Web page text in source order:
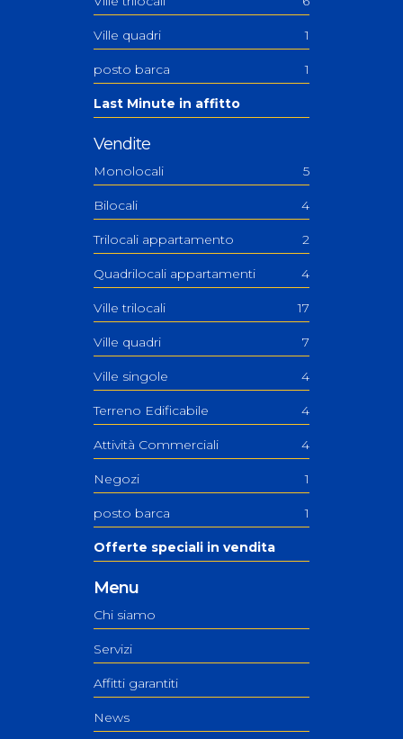
Ville quadri 1
posto barca 1
Last Minute in affitto
Vendite
Monolocali 5
Bilocali 4
Trilocali appartamento 2
Quadrilocali appartamenti 4
Ville trilocali 17
Ville quadri 7
Ville singole 4
Terreno Edificabile 4
Attività Commerciali 4
Negozi 1
posto barca 1
Offerte speciali in vendita
Menu
Chi siamo
Servizi
Affitti garantiti
News